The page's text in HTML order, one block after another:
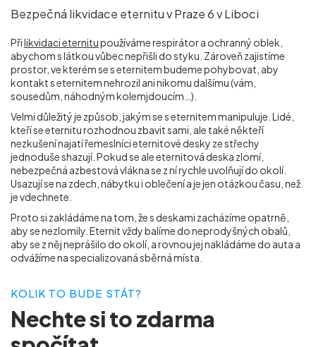
Bezpečná likvidace eternitu v Praze 6 v Liboci
Přilikvidaci eternitupoužíváme respirátor a ochranný oblek,
abychom s látkou vůbec nepřišli do styku. Zároveň zajistíme
prostor, ve kterém se s eternitem budeme pohybovat, aby
kontakt s eternitem nehrozil ani nikomu dalšímu (vám,
sousedům, náhodným kolemjdoucím…).
Velmi důležitý je způsob, jakým se s eternitem manipuluje. Lidé,
kteří se eternitu rozhodnou zbavit sami, ale také někteří
nezkušení najatí řemeslníci eternitové desky ze střechy
jednoduše shazují. Pokud se ale eternitová deska zlomí,
nebezpečná azbestová vlákna se z ní rychle uvolňují do okolí.
Usazují se na zdech, nábytku i oblečení a je jen otázkou času, než
je vdechnete.
Proto si zakládáme na tom, že s deskami zacházíme opatrně,
aby se nezlomily. Eternit vždy balíme do neprodyšných obalů,
aby se z něj neprášilo do okolí, a rovnou jej nakládáme do auta a
odvážíme na specializovaná sběrná místa.
KOLIK TO BUDE STÁT?
Nechte si tozdarma